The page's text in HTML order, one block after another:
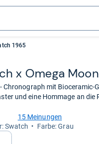
1965
x Omega
Chronograph mit Bioceramic-
und eine Hommage an
15 Meinungen
Swatch
Farbe: Grau